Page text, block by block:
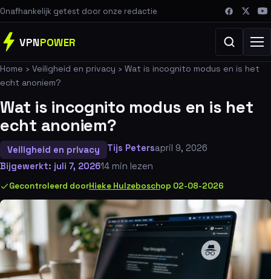
Onafhankelijk getest door onze redactie
VPNPOWER
Home › Veiligheid en privacy › Wat is incognito modus en is het
echt anoniem?
Wat is incognito modus en is het
echt anoniem?
Veiligheid en privacy Tijs Petersapril 9, 2026
Bijgewerkt: juli 7, 202614 min lezen
Gecontroleerd doorHieke Hulzeboschop 02-08-2026